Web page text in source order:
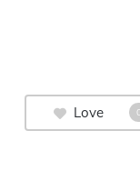
Love 0